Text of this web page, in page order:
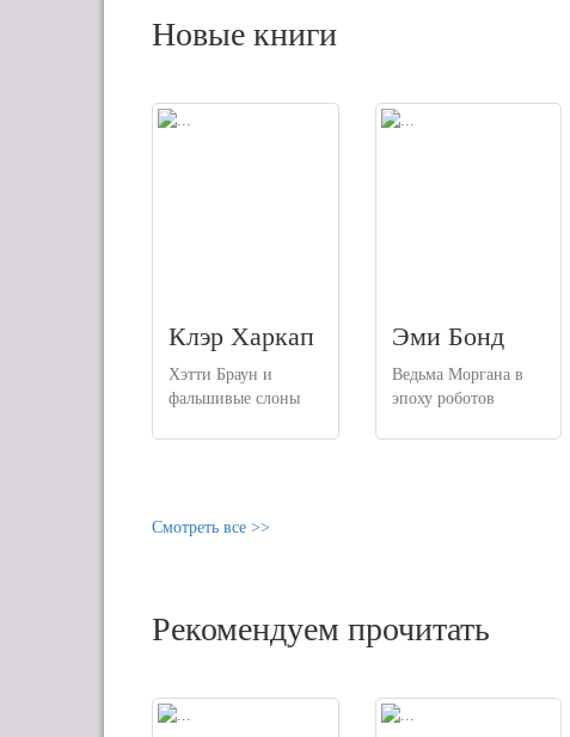
Новые книги
Клэр Харкап
Хэтти Браун и
фальшивые слоны
Эми Бонд
Ведьма Моргана в
эпоху роботов
Смотреть все >>
Рекомендуем прочитать